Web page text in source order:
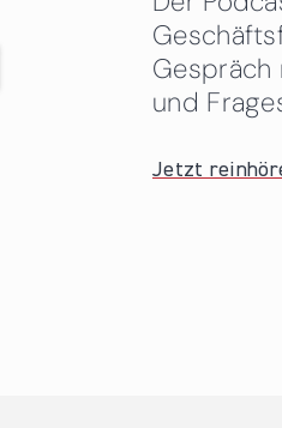
Gespräch
und
Jetzt